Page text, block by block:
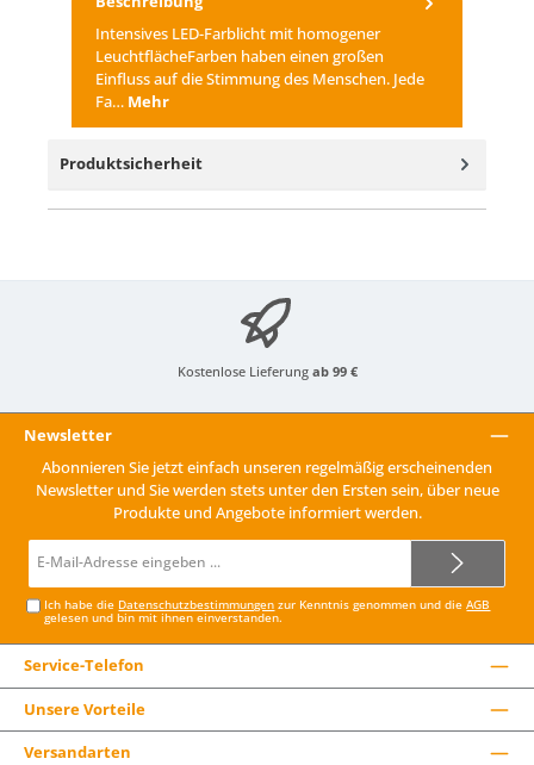
Intensives LED-Farblicht mit homogener
LeuchtflächeFarben haben einen großen
Einfluss auf die Stimmung des Menschen. Jede
Fa… Mehr
Produktsicherheit
Kostenlose Lieferung ab 99 €
Newsletter
Abonnieren Sie jetzt einfach unseren regelmäßig erscheinenden
Newsletter und Sie werden stets unter den Ersten sein, über neue
Produkte und Angebote informiert werden.
Mail-
Ich habe die Datenschutzbestimmungen zur Kenntnis genommen und dieAGB
gelesen und bin mit ihnen einverstanden.
Service-Telefon
Unsere Vorteile
Versandarten